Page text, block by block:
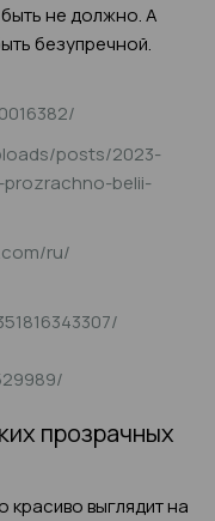
не должно. А
безупречной.
posts/2023-
prozrachno-belii-
ru/
прозрачных
выглядит на